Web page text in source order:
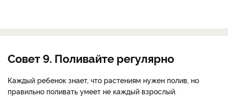
Совет 9. Поливайте регулярно
Каждый ребенок знает, что растениям нужен полив, но
правильно поливать умеет не каждый взрослый.